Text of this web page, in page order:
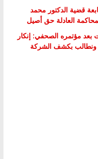
قضية الدكتور محمد
العادلة حق أصيل
بعد مؤتمره الصحفي: إنكار
ونطالب بكشف الشركة